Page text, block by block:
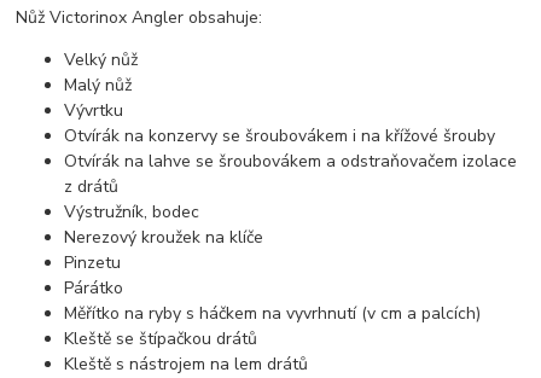
Nůž Victorinox Angler obsahuje:
Velký nůž
Malý nůž
Vývrtku
Otvírák na konzervy se šroubovákem i na křížové šrouby
Otvírák na lahve se šroubovákem a odstraňovačem izolace
z drátů
Výstružník, bodec
Nerezový kroužek na klíče
Pinzetu
Párátko
Měřítko na ryby s háčkem na vyvrhnutí (v cm a palcích)
Kleště se štípačkou drátů
Kleště s nástrojem na lem drátů